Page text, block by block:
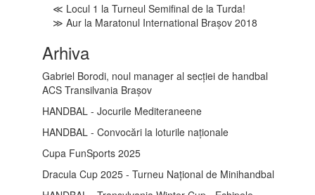
≪ Locul 1 la Turneul Semifinal de la Turda!
≫ Aur la Maratonul International Brașov 2018
Arhiva
Gabriel Borodi, noul manager al secției de handbal
ACS Transilvania Brașov
HANDBAL - Jocurile Mediteraneene
HANDBAL - Convocări la loturile naționale
Cupa FunSports 2025
Dracula Cup 2025 - Turneu Național de Minihandbal